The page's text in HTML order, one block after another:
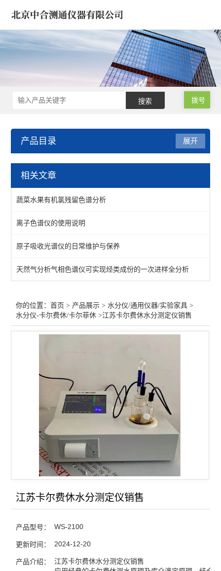
拨号
产品目录
水分仪/通用仪器/实验家具
微量水分仪*库仑滴定水分
实验室通用仪器
实验室台柜/通风橱
微波消解仪6
查看全部 >>
展开
相关文章
蔬菜水果有机氯残留色谱分析
离子色谱仪的使用说明
原子吸收光谱仪的日常维护与保养
天然气分析气相色谱仪可实现烃类成份的一次进样全分析
你的位置：首页 > 产品展示 >水分仪/通用仪器/实验家具 >
水分仪-卡尔费休/卡尔菲休 >江苏卡尔费休水分测定仪销售
江苏卡尔费休水分测定仪销售
产品型号： WS-2100
更新时间： 2024-12-20
产品介绍：
江苏卡尔费休水分测定仪销售